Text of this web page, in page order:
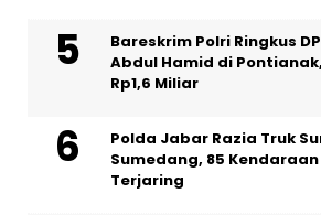
Bareskrim Polri Ringkus
Abdul Hamid di
Rp1,6 Miliar
Polda Jabar Razia Truk
Sumedang, 85
Terjaring